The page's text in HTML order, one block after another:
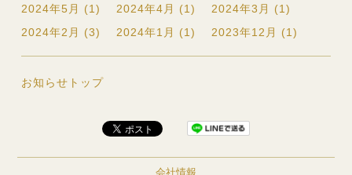
2024年5月 (1)
2024年4月 (1)
2024年3月 (1)
2024年2月 (3)
2024年1月 (1) 2023年12月 (1)
お知らせトップ
会社情報